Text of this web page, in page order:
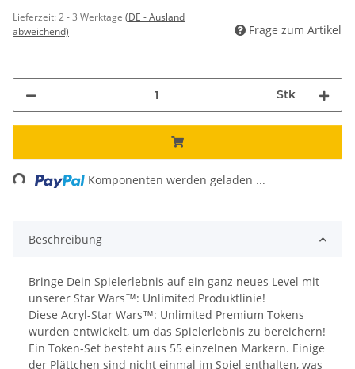
Lieferzeit:2 - 3 Werktage (DE - Ausland
abweichend)
Frage zum Artikel
Stk
Komponenten werden geladen ...
Beschreibung
Bringe Dein Spielerlebnis auf ein ganz neues Level mit
unserer Star Wars™: Unlimited Produktlinie!
Diese Acryl-Star Wars™: Unlimited Premium Tokens
wurden entwickelt, um das Spielerlebnis zu bereichern!
Ein Token-Set besteht aus 55 einzelnen Markern. Einige
der Plättchen sind nicht einmal im Spiel enthalten, was